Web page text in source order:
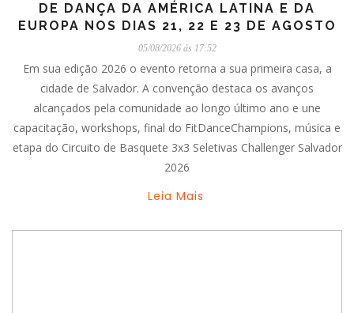
DE DANÇA DA AMÉRICA LATINA E DA
EUROPA NOS DIAS 21, 22 E 23 DE AGOSTO
05/08/2026 ás 17:52
Em sua edição 2026 o evento retorna a sua primeira casa, a
cidade de Salvador. A convenção destaca os avanços
alcançados pela comunidade ao longo último ano e une
capacitação, workshops, final do FitDanceChampions, música e
etapa do Circuito de Basquete 3x3 Seletivas Challenger Salvador
2026
Leia Mais